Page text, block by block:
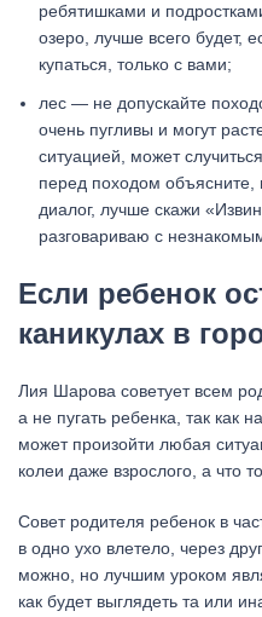
ребятишками и
озеро, лучше всего будет,
купаться, только с вами;
лес — не допускайте
очень пугливы и могут
ситуацией, может
перед походом объясните,
диалог, лучше скажи
разговариваю с
Если ребенок
каникулах в
Лия Шарова советует всем
а не пугать ребенка, так как
может произойти любая
колеи даже взрослого, а что
Совет родителя ребенок в
в одно ухо влетело, через
можно, но лучшим уроком
как будет выглядеть та или